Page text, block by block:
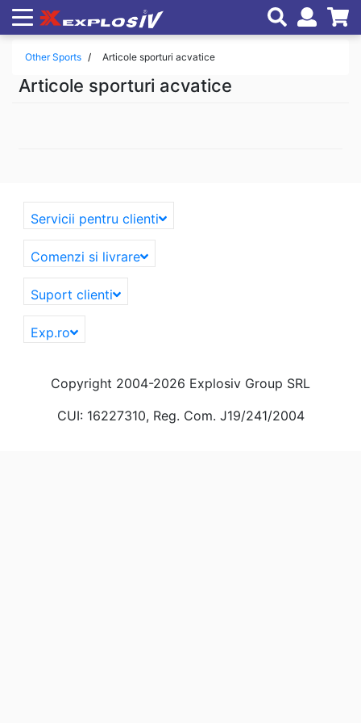
Other Sports Articole sporturi acvatice
Articole sporturi acvatice
Servicii pentru clienti
Comenzi si livrare
Suport clienti
Exp.ro
Copyright 2004-2026 Explosiv Group SRL
CUI: 16227310, Reg. Com. J19/241/2004